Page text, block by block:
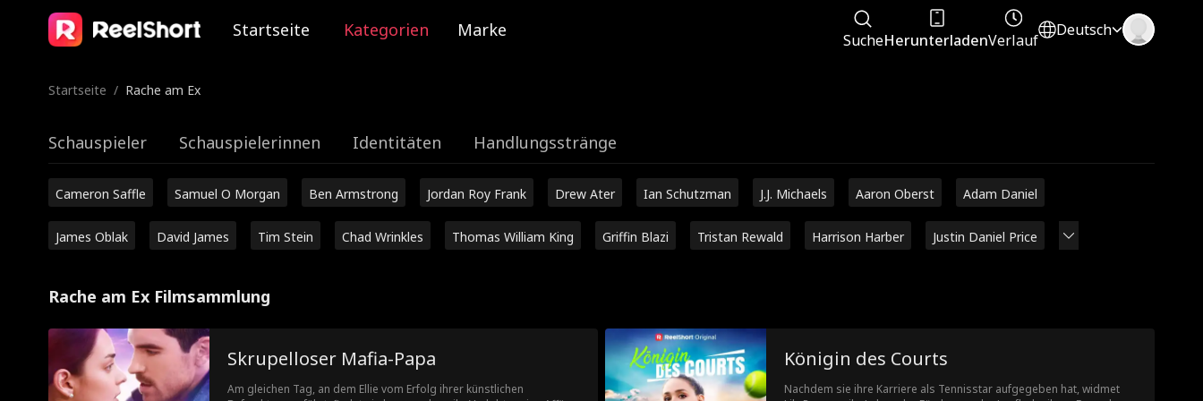
Startseite Kategorien Marke SucheHerunterladenVerlauf
Deutsch
Startseite / Rache am Ex
Schauspieler Schauspielerinnen Identitäten Handlungsstränge
Cameron Saffle Samuel O Morgan Ben Armstrong Jordan Roy Frank Drew Ater Ian Schutzman J.J. Michaels Aaron Oberst Adam Daniel
James Oblak David James Tim Stein Chad Wrinkles Thomas William King Griffin Blazi Tristan Rewald Harrison Harber Justin Daniel Price
Rache am Ex Filmsammlung
Skrupelloser Mafia-Papa
Am gleichen Tag, an dem Ellie vom Erfolg ihrer künstlichen
Königin des Courts
Nachdem sie ihre Karriere als Tennisstar aufgegeben hat, widmet